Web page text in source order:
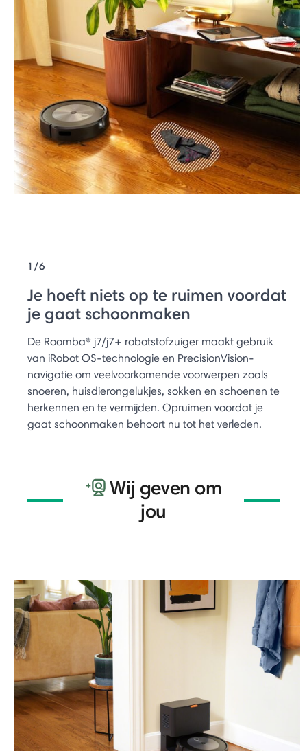
1/6
Je hoeft niets op te ruimen voordat
je gaat schoonmaken
De Roomba® j7/j7+ robotstofzuiger maakt gebruik
van iRobot OS-technologie en PrecisionVision-
navigatie om veelvoorkomende voorwerpen zoals
snoeren, huisdierongelukjes, sokken en schoenen te
herkennen en te vermijden. Opruimen voordat je
gaat schoonmaken behoort nu tot het verleden.
Wij geven om
jou